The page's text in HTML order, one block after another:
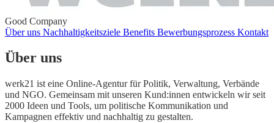
Good Company
Über uns Nachhaltigkeitsziele Benefits Bewerbungsprozess Kontakt
Über uns
werk21 ist eine Online-Agentur für Politik, Verwaltung, Verbände
und NGO. Gemeinsam mit unseren Kund:innen entwickeln wir seit
2000 Ideen und Tools, um politische Kommunikation und
Kampagnen effektiv und nachhaltig zu gestalten.